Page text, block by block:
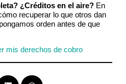
¿Créditos en el aire?En
recuperar lo que otros dan
orden antes de que
mis derechos de cobro